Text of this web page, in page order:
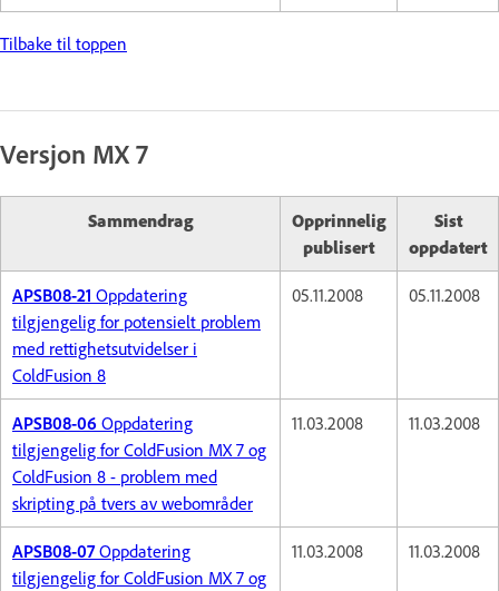
Tilbake til toppen
Versjon MX 7
Sammendrag
Opprinnelig
publisert
Sist
oppdatert
APSB08-21 Oppdatering
tilgjengelig for potensielt problem
med rettighetsutvidelser i
ColdFusion 8
05.11.2008 05.11.2008
APSB08-06 Oppdatering
tilgjengelig for ColdFusion MX 7 og
ColdFusion 8 - problem med
skripting på tvers av webområder
11.03.2008 11.03.2008
APSB08-07Oppdatering
tilgjengelig for ColdFusion MX 7 og
11.03.2008 11.03.2008